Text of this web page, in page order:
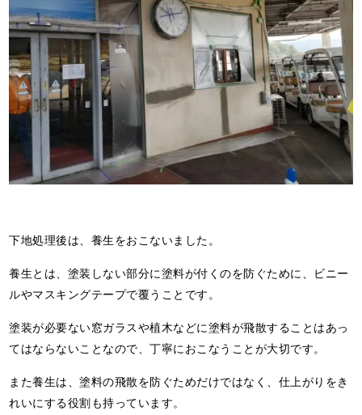
下地処理後は、養生をおこないました。
養生とは、塗装しない部分に塗料が付くのを防ぐために、ビニー
ルやマスキングテープで覆うことです。
塗装が必要ない窓ガラスや植木などに塗料が飛散することはあっ
てはならないことなので、丁寧におこなうことが大切です。
また養生は、塗料の飛散を防ぐためだけではなく、仕上がりをき
れいにする役割も持っています。